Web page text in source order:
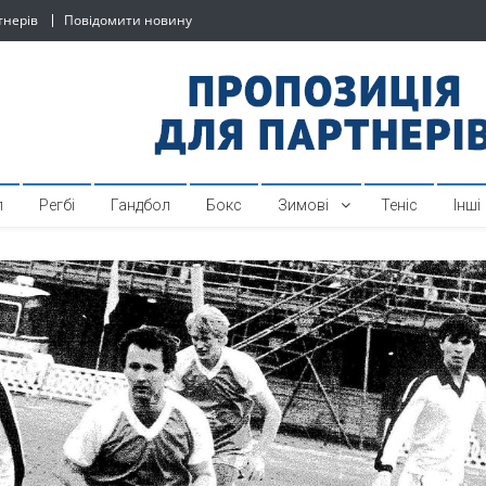
Повідомити новину
спортивний інтернет-
Регбі Гандбол Бокс Зимові Теніс Інші